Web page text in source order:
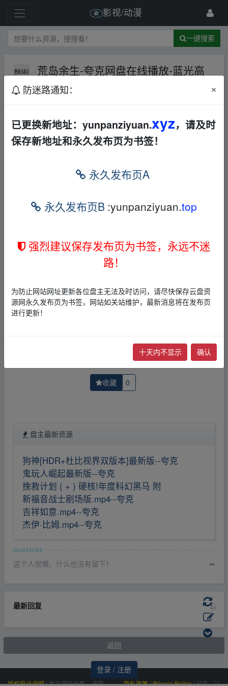
登录 / 注册
影视/动漫
一键搜索
荒岛余生-夸克网盘在线播放-蓝光高
清【电影】
本帖含有隐藏内容，请您 后查看
介绍展示帖子，本站不存储任何实质资源数据。
3，本文内所有链接指向的云盘网盘资源，其版权归版权方
所有！其实际管理权为帖子发布者所有，本站无法操作相
在侵权后，立即删除相关介绍帖子！
收藏 0
盘主最新资源
狗神[HDR+杜比视界双版本]最新版--夸克
鬼玩人崛起最新版--夸克
挽救计划 ( + ) 硬核!年度科幻黑马 附
新福音战士剧场版.mp4--夸克
吉祥如意.mp4--夸克
杰伊·比姆.mp4--夸克
这个人很懒，什么也没有留下！ ➦
最新回复
返回
版权投诉说明|本站源码出售，请带 隐私政策 / Privacy Policy|分享，让
防迷路通知： ×
已更换新地址：yunpanziyuan.xyz，请及时
保存新地址和永久发布页为书签！
永久发布页A
永久发布页B :yunpanziyuan.top
强烈建议保存发布页为书签，永远不迷
路！
为防止网站网址更新各位盘主无法及时访问，请尽快保存云盘资
源网永久发布页为书签，网站如关站维护，最新消息将在发布页
进行更新！
十天内不显示 确认